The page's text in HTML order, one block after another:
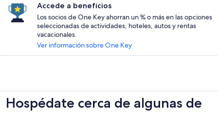
Accede a beneficios
Los socios de One Key ahorran un % o más en las opciones
seleccionadas de actividades, hoteles, autos y rentas
vacacionales.
Ver información sobre One Key
Hospédate cerca de algunas de